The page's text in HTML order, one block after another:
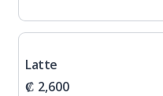
Latte
₡ 2,600